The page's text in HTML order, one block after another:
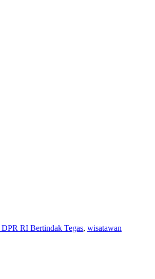
RI Bertindak Tegas, wisatawan